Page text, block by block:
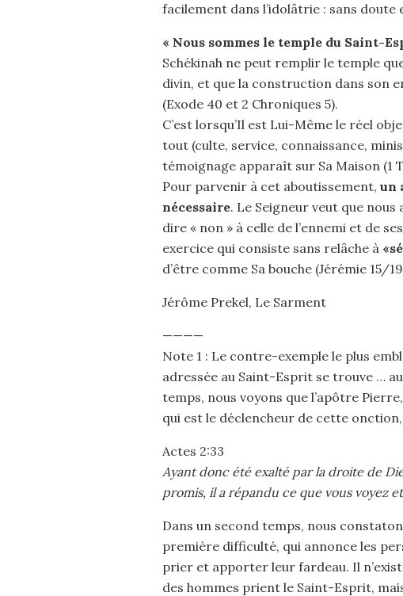
facilement dans l’idolâtrie : sans
« Nous sommes le temple du Saint-
Schékinah ne peut remplir le temple
divin, et que la construction dans son
(Exode 40 et 2 Chroniques 5).
C’est lorsqu’Il est Lui-Même le réel
tout (culte, service, connaissance,
témoignage apparaît sur Sa Maison (1
Pour parvenir à cet aboutissement, un
nécessaire. Le Seigneur veut que nous
dire « non » à celle de l’ennemi et de
exercice qui consiste sans relâche à
d’être comme Sa bouche (Jérémie 15/
Jérôme Prekel, Le Sarment
————
Note 1 : Le contre-exemple le plus
adressée au Saint-Esprit se trouve …
temps, nous voyons que l’apôtre
qui est le déclencheur de cette
Actes 2:33
Ayant donc été exalté par la droite de
promis, il a répandu ce que vous voyez
Dans un second temps, nous
première difficulté, qui annonce les
prier et apporter leur fardeau. Il
des hommes prient le Saint-Esprit,